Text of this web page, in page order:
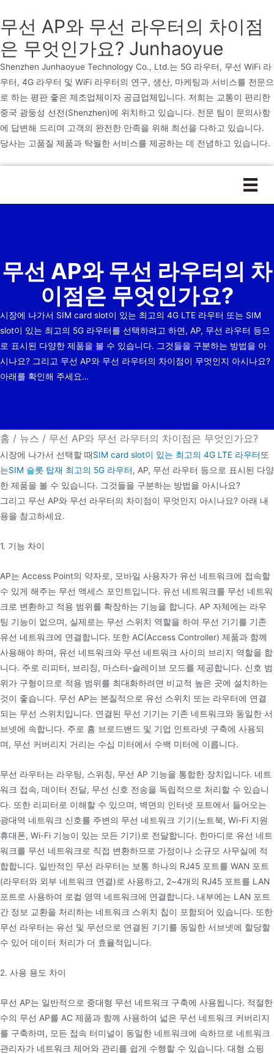
무선 AP와 무선 라우터의 차이점
은 무엇인가요? Junhaoyue
Shenzhen Junhaoyue Technology Co., Ltd.는 5G 라우터, 무선 WiFi 라
우터, 4G 라우터 및 WiFi 라우터의 연구, 생산, 마케팅과 서비스를 전문으
로 하는 평판 좋은 제조업체이자 공급업체입니다. 저희는 교통이 편리한
중국 광둥성 선전(Shenzhen)에 위치하고 있습니다. 전문 팀이 문의사항
에 답변해 드리며 고객의 완전한 만족을 위해 최선을 다하고 있습니다.
당사는 고품질 제품과 탁월한 서비스를 제공하는 데 전념하고 있습니다.
으
뛰무선 AP와 무선 라우터의 차
이점은 무엇인가요?
시장에 나가서 SIM card slot이 있는 최고의 4G LTE 라우터 또는 SIM
slot이 있는 최고의 5G 라우터를 선택하려고 하면, AP, 무선 라우터 등으
로 표시된 다양한 제품을 볼 수 있습니다. 그것들을 구분하는 방법을 아
시나요? 그리고 무선 AP와 무선 라우터의 차이점이 무엇인지 아시나요?
아래를 확인해 주세요…
홈 / 뉴스 / 무선 AP와 무선 라우터의 차이점은 무엇인가요?
시장에 나가서 선택할 때SIM card slot이 있는 최고의 4G LTE 라우터또
는SIM 슬롯 탑재 최고의 5G 라우터, AP, 무선 라우터 등으로 표시된 다양
한 제품을 볼 수 있습니다. 그것들을 구분하는 방법을 아시나요?
그리고 무선 AP와 무선 라우터의 차이점이 무엇인지 아시나요? 아래 내
용을 참고하세요.
1. 기능 차이
AP는 Access Point의 약자로, 모바일 사용자가 유선 네트워크에 접속할
수 있게 해주는 무선 액세스 포인트입니다. 유선 네트워크를 무선 네트워
크로 변환하고 적용 범위를 확장하는 기능을 합니다. AP 자체에는 라우
팅 기능이 없으며, 실제로는 무선 스위치 역할을 하여 무선 기기를 기존
유선 네트워크에 연결합니다. 또한 AC(Access Controller) 제품과 함께
사용해야 하며, 유선 네트워크와 무선 네트워크 사이의 브리지 역할을 합
니다. 주로 리피터, 브리징, 마스터-슬레이브 모드를 제공합니다. 신호 범
위가 구형이므로 적용 범위를 최대화하려면 비교적 높은 곳에 설치하는
것이 좋습니다. 무선 AP는 본질적으로 유선 스위치 또는 라우터에 연결
되는 무선 스위치입니다. 연결된 무선 기기는 기존 네트워크와 동일한 서
브넷에 속합니다. 주로 홈 브로드밴드 및 기업 인트라넷 구축에 사용되
며, 무선 커버리지 거리는 수십 미터에서 수백 미터에 이릅니다.
무선 라우터는 라우팅, 스위칭, 무선 AP 기능을 통합한 장치입니다. 네트
워크 접속, 데이터 전달, 무선 신호 전송을 독립적으로 처리할 수 있습니
다. 또한 리피터로 이해할 수 있으며, 벽면의 인터넷 포트에서 들어오는
광대역 네트워크 신호를 주변의 무선 네트워크 기기(노트북, Wi-Fi 지원
휴대폰, Wi-Fi 기능이 있는 모든 기기)로 전달합니다. 한마디로 유선 네트
워크를 무선 네트워크로 직접 변환하므로 가정이나 소규모 사무실에 적
합합니다. 일반적인 무선 라우터는 보통 하나의 RJ45 포트를 WAN 포트
(라우터와 외부 네트워크 연결)로 사용하고, 2~4개의 RJ45 포트를 LAN
포트로 사용하여 로컬 영역 네트워크에 연결합니다. 내부에는 LAN 포트
간 정보 교환을 처리하는 네트워크 스위치 칩이 포함되어 있습니다. 또한
무선 라우터는 유선 및 무선으로 연결된 기기를 동일한 서브넷에 할당할
수 있어 데이터 처리가 더 효율적입니다.
2. 사용 용도 차이
무선 AP는 일반적으로 중대형 무선 네트워크 구축에 사용됩니다. 적절한
수의 무선 AP를 AC 제품과 함께 사용하여 넓은 무선 네트워크 커버리지
를 구축하며, 모든 접속 터미널이 동일한 네트워크에 속하므로 네트워크
관리자가 네트워크 제어와 관리를 쉽게 수행할 수 있습니다. 대형 쇼핑